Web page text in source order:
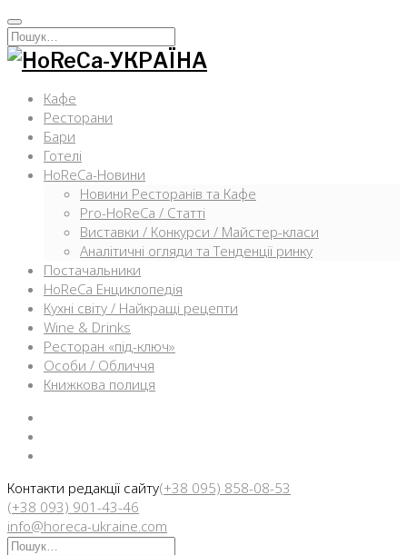
Перейти
к
содержимому
Искать:
Кафе
Ресторани
Бари
Готелі
HoReCa-Новини
Новини Ресторанів та Кафе
Pro-HoReCa / Статті
Виставки / Конкурси / Майстер-класи
Аналітичні огляди та Тенденції ринку
Постачальники
HoReCa Енциклопедія
Кухні світу / Найкращі рецепти
Wine & Drinks
Ресторан «під-ключ»
Особи / Обличчя
Книжкова полиця
Контакти редакції сайту(+38 095) 858-08-53
(+38 093) 901-43-46
info@horeca-ukraine.com
Искать: